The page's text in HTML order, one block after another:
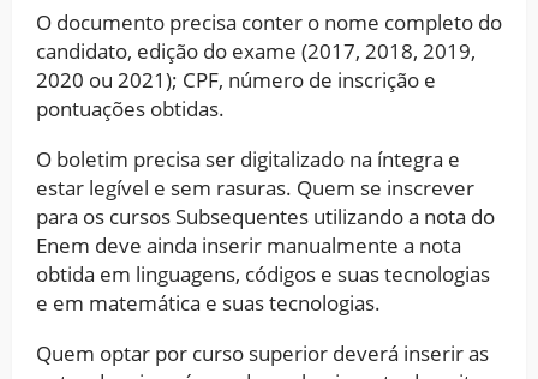
O documento precisa conter o nome completo do
candidato, edição do exame (2017, 2018, 2019,
2020 ou 2021); CPF, número de inscrição e
pontuações obtidas.
O boletim precisa ser digitalizado na íntegra e
estar legível e sem rasuras. Quem se inscrever
para os cursos Subsequentes utilizando a nota do
Enem deve ainda inserir manualmente a nota
obtida em linguagens, códigos e suas tecnologias
e em matemática e suas tecnologias.
Quem optar por curso superior deverá inserir as